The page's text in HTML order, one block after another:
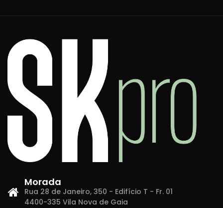
Morada
Rua 28 de Janeiro, 350 - Edifício T - Fr. 01
4400-335 Vila Nova de Gaia